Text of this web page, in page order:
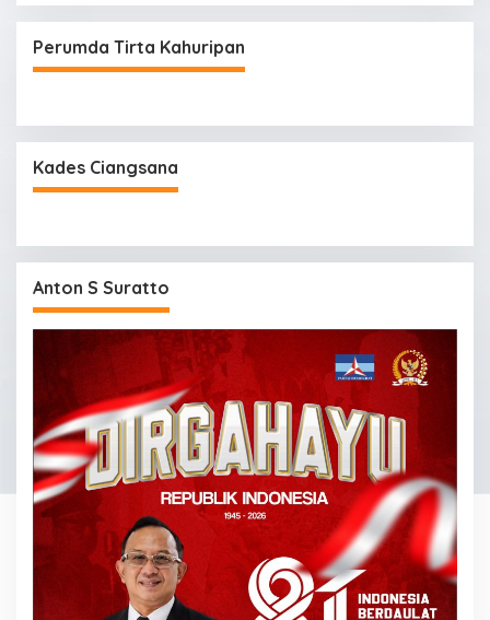
Masyarakat
Perumda Tirta Kahuripan
Kades Ciangsana
Anton S Suratto